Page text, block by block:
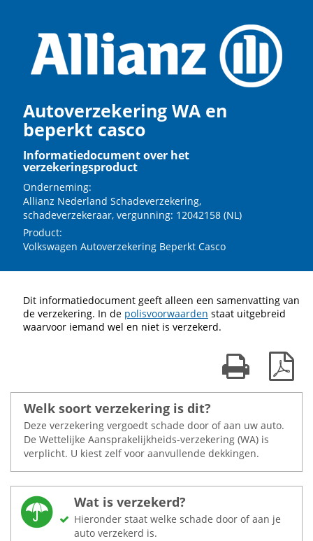
Autoverzekering WA en
beperkt casco
Informatiedocument over het
verzekeringsproduct
Onderneming:
Allianz Nederland Schadeverzekering,
schadeverzekeraar, vergunning: 12042158 (NL)
Product:
Volkswagen Autoverzekering Beperkt Casco
Dit informatiedocument geeft alleen een samenvatting van
de verzekering. In de polisvoorwaarden staat uitgebreid
waarvoor iemand wel en niet is verzekerd.
Print kaart
Welk soort verzekering is dit?
Deze verzekering vergoedt schade door of aan uw auto.
De Wettelijke Aansprakelijkheids-verzekering (WA) is
verplicht. U kiest zelf voor aanvullende dekkingen.
Wat is verzekerd?
Hieronder staat welke schade door of aan je
auto verzekerd is.